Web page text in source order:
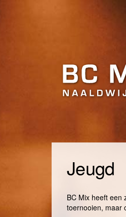
Jeugd
BC Mix heeft een
toernooien, maar